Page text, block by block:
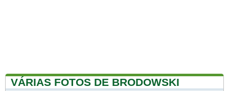
VÁRIAS FOTOS DE BRODOWSKI